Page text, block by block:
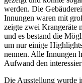
werden. Die
Innungen waren mit
zeigte zwei Krangeräte
und es bestand die
um nur einige
nennen. Alle Innungen
Aufwand den
Die Ausstellung wurde